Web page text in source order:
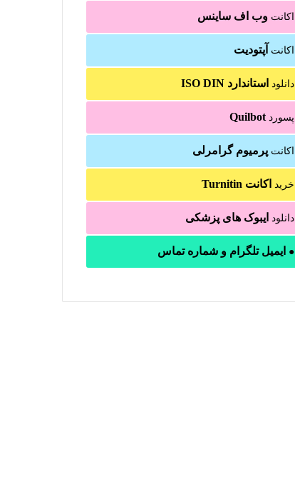
اکانتوب اف ساینس
اکانت آپتودیت
دانلود استاندارد ISO DIN
پسوردQuilbot
اکانتپرمیوم گرامرلی
خرید اکانت Turnitin
دانلود ایبوک های پزشکی
● ایمیل تلگرام و شماره تماس